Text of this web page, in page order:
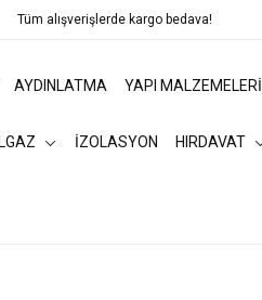
Tüm alışverişlerde kargo bedava!
AYDINLATMA YAPI MALZEMELERİ
İZOLASYON HIRDAVAT